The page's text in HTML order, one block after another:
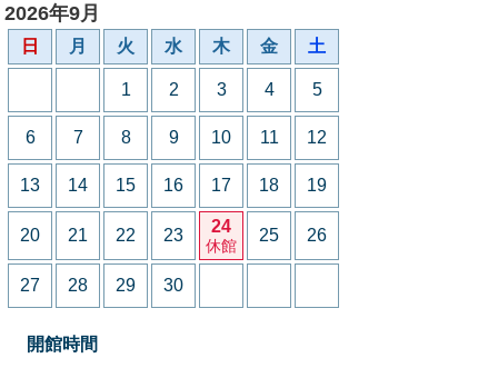
2026年9月
日 月 火 水 木 金 土
1 2 3 4 5
6 7 8 9 10 11 12
13 14 15 16 17 18 19
20 21 22 23 24
休館
25 26
27 28 29 30
開館時間